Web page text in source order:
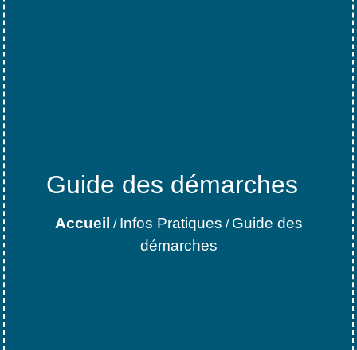
Guide des démarches
Accueil / Infos Pratiques / Guide des
démarches